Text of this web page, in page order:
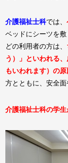
介護福祉士科では、
ベッドにシーツを
どの利用者の方は、
う）」といわれる
もいわれます）の
方とともに、安全面
介護福祉士科の学